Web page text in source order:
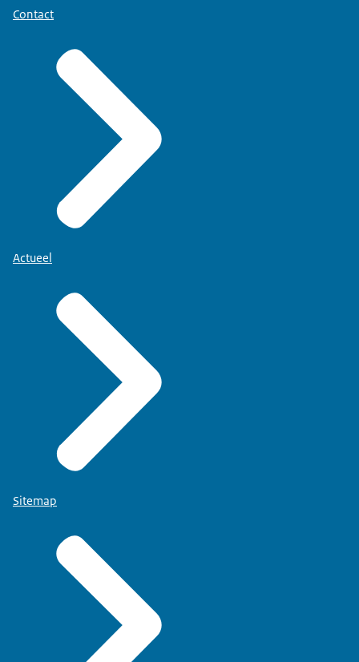
Contact
Actueel
Sitemap